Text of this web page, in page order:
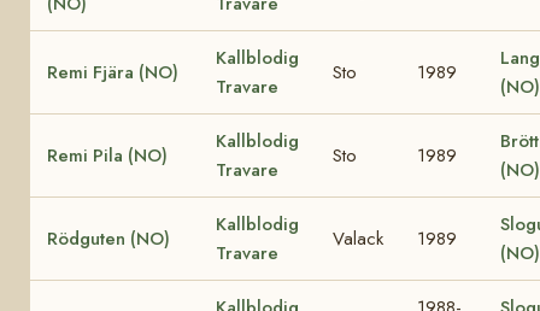
Remi Fjära (NO)
Kallblodig
Travare
Sto 1989
(NO)
Remi Pila (NO)
Kallblodig
Travare
Sto 1989
(NO)
Rödguten (NO)
Kallblodig
Travare
Valack 1989
(NO)